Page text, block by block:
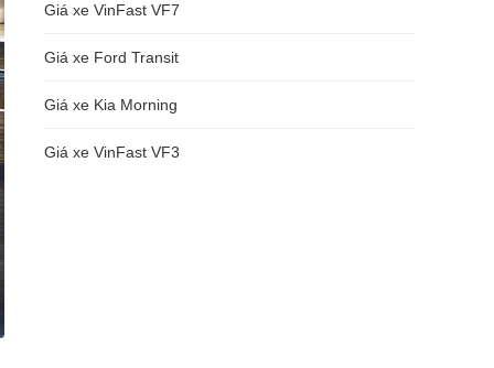
Giá xe VinFast VF7
Giá xe Ford Transit
Giá xe Kia Morning
Giá xe VinFast VF3